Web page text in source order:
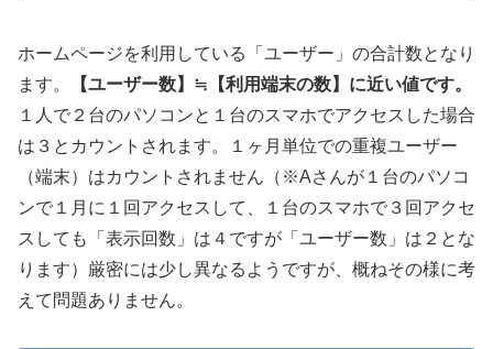
ホームページを利用している「ユーザー」の合計数となり
ます。
【ユーザー数】≒【利用端末の数】に近い値です。
１人で２台のパソコンと１台のスマホでアクセスした場合
は３とカウントされます。１ヶ月単位での重複ユーザー
（端末）はカウントされません（※Aさんが１台のパソコ
ンで１月に１回アクセスして、１台のスマホで３回アクセ
スしても「表示回数」は４ですが「ユーザー数」は２とな
ります）厳密には少し異なるようですが、概ねその様に考
えて問題ありません。